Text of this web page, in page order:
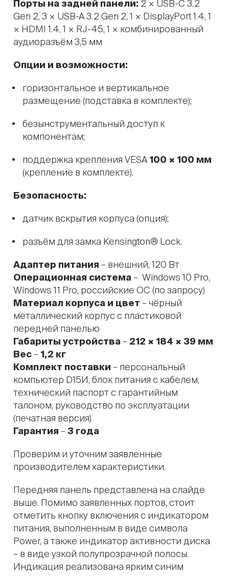
Порты на задней панели: 2 × USB-C 3.2
Gen 2, 3 × USB-A 3.2 Gen 2, 1 × DisplayPort 1.4, 1
× HDMI 1.4, 1 × RJ-45, 1 × комбинированный
аудиоразъём 3,5 мм
Опции и возможности:
горизонтальное и вертикальное
размещение (подставка в комплекте);
безынструментальный доступ к
компонентам;
поддержка крепления VESA 100 × 100 мм
(крепление в комплекте).
Безопасность:
датчик вскрытия корпуса (опция);
разъём для замка Kensington® Lock.
Адаптер питания – внешний, 120 Вт
Операционная система – Windows 10 Pro,
Windows 11 Pro, российские ОС (по запросу)
Материал корпуса и цвет – чёрный
металлический корпус с пластиковой
передней панелью
Габариты устройства – 212 × 184 × 39 мм
Вес – 1,2 кг
Комплект поставки – персональный
компьютер D15И, блок питания с кабелем,
технический паспорт с гарантийным
талоном, руководство по эксплуатации
(печатная версия)
Гарантия – 3 года
Проверим и уточним заявленные
производителем характеристики.
Передняя панель представлена на слайде
выше. Помимо заявленных портов, стоит
отметить кнопку включения с индикатором
питания, выполненным в виде символа
Power, а также индикатор активности диска
– в виде узкой полупрозрачной полосы.
Индикация реализована ярким синим